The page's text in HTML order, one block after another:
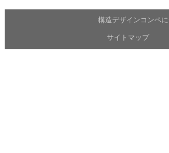
構造デザインコンペ
サイトマップ